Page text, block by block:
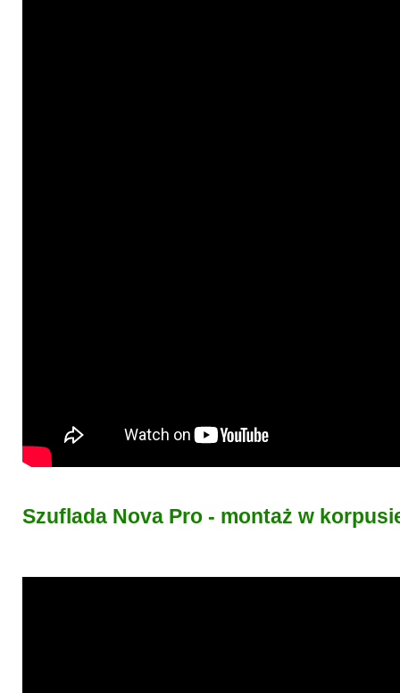
Szuflada Nova Pro - montaż w